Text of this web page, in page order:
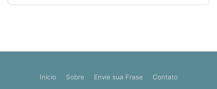
Início Sobre Envie sua Frase Contato